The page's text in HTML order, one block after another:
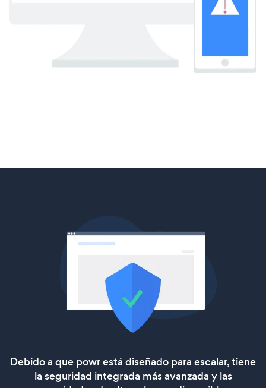
Debido a que powr está diseñado para escalar, tiene
la seguridad integrada más avanzada y las